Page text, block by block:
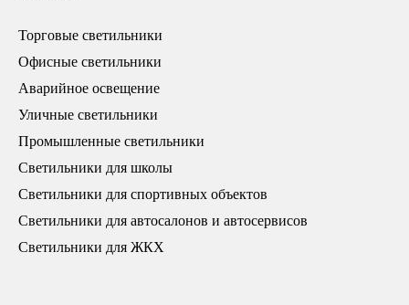
Торговые светильники
Офисные светильники
Аварийное освещение
Уличные светильники
Промышленные светильники
Светильники для школы
Светильники для спортивных объектов
Светильники для автосалонов и автосервисов
Светильники для ЖКХ